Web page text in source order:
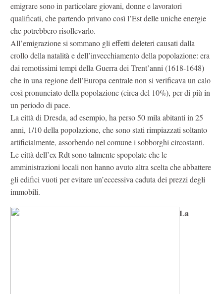
emigrare sono in particolare giovani, donne e lavoratori
qualificati, che partendo privano così l’Est delle uniche energie
che potrebbero risollevarlo.
All’emigrazione si sommano gli effetti deleteri causati dalla
crollo della natalità e dell’invecchiamento della popolazione: era
dai remotissimi tempi della Guerra dei Trent’anni (1618-1648)
che in una regione dell’Europa centrale non si verificava un calo
così pronunciato della popolazione (circa del 10%), per di più in
un periodo di pace.
La città di Dresda, ad esempio, ha perso 50 mila abitanti in 25
anni, 1/10 della popolazione, che sono stati rimpiazzati soltanto
artificialmente, assorbendo nel comune i sobborghi circostanti.
Le città dell’ex Rdt sono talmente spopolate che le
amministrazioni locali non hanno avuto altra scelta che abbattere
gli edifici vuoti per evitare un’eccessiva caduta dei prezzi degli
immobili.
La